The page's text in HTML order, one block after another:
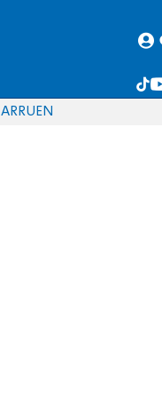
EN
RU
AR